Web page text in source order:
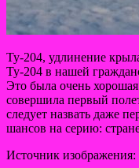
Ту-204, удлинение
Ту-204 в нашей
Это была очень
совершила первый
следует назвать даже
шансов на серию:
Источник